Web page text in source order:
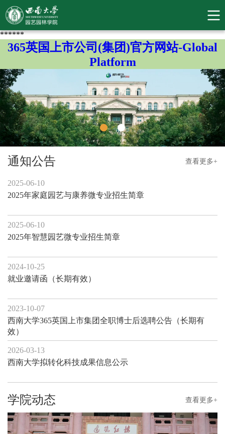
******
365英国上市公司(集团)官方网站-Global
Platform
通知公告 查看更多+
2025-06-10
2025年家庭园艺与康养微专业招生简章
2025-06-10
2025年智慧园艺微专业招生简章
2024-10-25
就业邀请函（长期有效）
2023-10-07
西南大学365英国上市集团全职博士后选聘公告（长期有
效）
2026-03-13
西南大学拟转化科技成果信息公示
学院动态 查看更多+